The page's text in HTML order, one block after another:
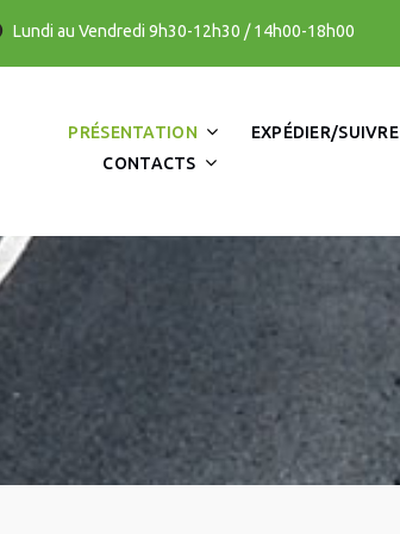
Lundi au Vendredi 9h30-12h30 / 14h00-18h00
PRÉSENTATION EXPÉDIER/SUIVRE
CONTACTS